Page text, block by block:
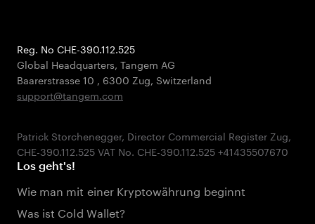
Reg. No CHE-390.112.525
Global Headquarters, Tangem AG
Baarerstrasse 10 , 6300 Zug, Switzerland
support@tangem.com
Patrick Storchenegger, Director Commercial Register Zug,
Los geht's!
Wie man mit einer Kryptowährung beginnt
Was ist Cold Wallet?